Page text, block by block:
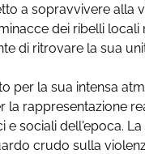
a sopravvivere alla
dei ribelli locali
di ritrovare la sua
per la sua intensa
la rappresentazione
e sociali dell'epoca.
crudo sulla